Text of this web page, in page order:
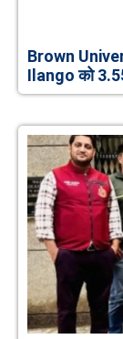
Brown
Ilango को